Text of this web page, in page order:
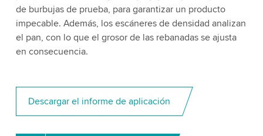
de burbujas de prueba, para garantizar un producto
impecable. Además, los escáneres de densidad analizan
el pan, con lo que el grosor de las rebanadas se ajusta
en consecuencia.
Descargar el informe de aplicación